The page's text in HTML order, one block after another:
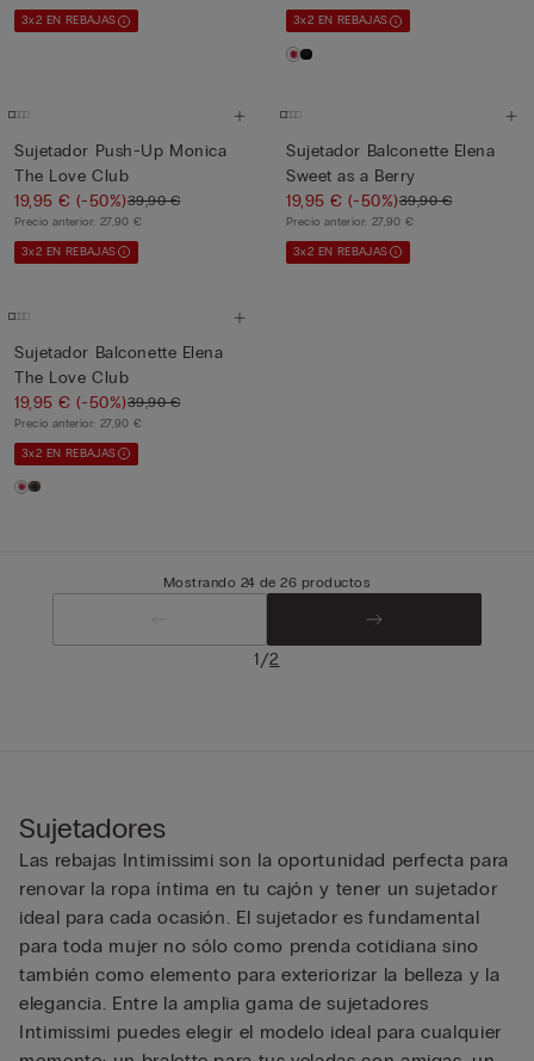
3x2 EN REBAJAS 3x2 EN REBAJAS
Sujetador Push-Up Monica
The Love Club
19,95 €(-50%)39,90 €
Precio anterior: 27,90 €
3x2 EN REBAJAS
Sujetador Balconette Elena
Sweet as a Berry
19,95 €(-50%)39,90 €
Precio anterior: 27,90 €
3x2 EN REBAJAS
Sujetador Balconette Elena
The Love Club
19,95 €(-50%)39,90 €
Precio anterior: 27,90 €
3x2 EN REBAJAS
Mostrando 24 de 26 productos
1/2
Sujetadores
Las rebajas Intimissimi son la oportunidad perfecta para
renovar la ropa íntima en tu cajón y tener un sujetador
ideal para cada ocasión. El sujetador es fundamental
para toda mujer no sólo como prenda cotidiana sino
también como elemento para exteriorizar la belleza y la
elegancia. Entre la amplia gama de sujetadores
Intimissimi puedes elegir el modelo ideal para cualquier